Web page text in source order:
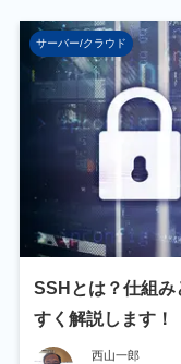
サーバー/クラウド
SSHとは？仕組
すく解説します！
西山一郎